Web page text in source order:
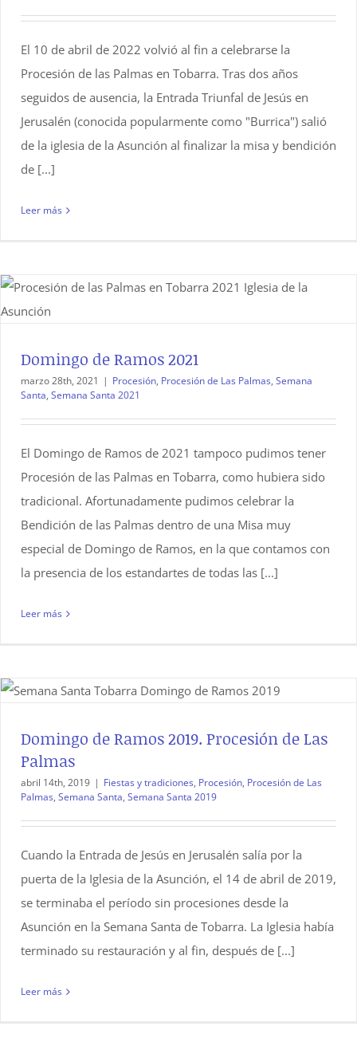
El 10 de abril de 2022 volvió al fin a celebrarse la
Procesión de las Palmas en Tobarra. Tras dos años
seguidos de ausencia, la Entrada Triunfal de Jesús en
Jerusalén (conocida popularmente como "Burrica") salió
de la iglesia de la Asunción al finalizar la misa y bendición
de [...]
Leer más
Domingo de Ramos 2021
marzo 28th, 2021 | Procesión, Procesión de Las Palmas, Semana
Santa, Semana Santa 2021
El Domingo de Ramos de 2021 tampoco pudimos tener
Procesión de las Palmas en Tobarra, como hubiera sido
tradicional. Afortunadamente pudimos celebrar la
Bendición de las Palmas dentro de una Misa muy
especial de Domingo de Ramos, en la que contamos con
la presencia de los estandartes de todas las [...]
Leer más
Domingo de Ramos 2019. Procesión de Las
Palmas
abril 14th, 2019 | Fiestas y tradiciones, Procesión, Procesión de Las
Palmas, Semana Santa, Semana Santa 2019
Cuando la Entrada de Jesús en Jerusalén salía por la
puerta de la Iglesia de la Asunción, el 14 de abril de 2019,
se terminaba el período sin procesiones desde la
Asunción en la Semana Santa de Tobarra. La Iglesia había
terminado su restauración y al fin, después de [...]
Leer más